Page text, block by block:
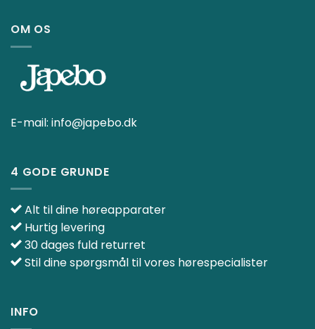
OM OS
E-mail: info@japebo.dk
4 GODE GRUNDE
Alt til dine høreapparater
Hurtig levering
30 dages fuld returret
Stil dine spørgsmål til vores hørespecialister
INFO